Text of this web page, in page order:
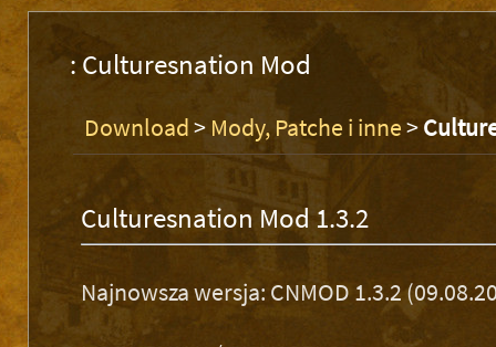
: Culturesnation Mod
Download> Mody, Patche i inne>
Culturesnation Mod 1.3.2
Najnowsza wersja: CNMOD 1.3.2